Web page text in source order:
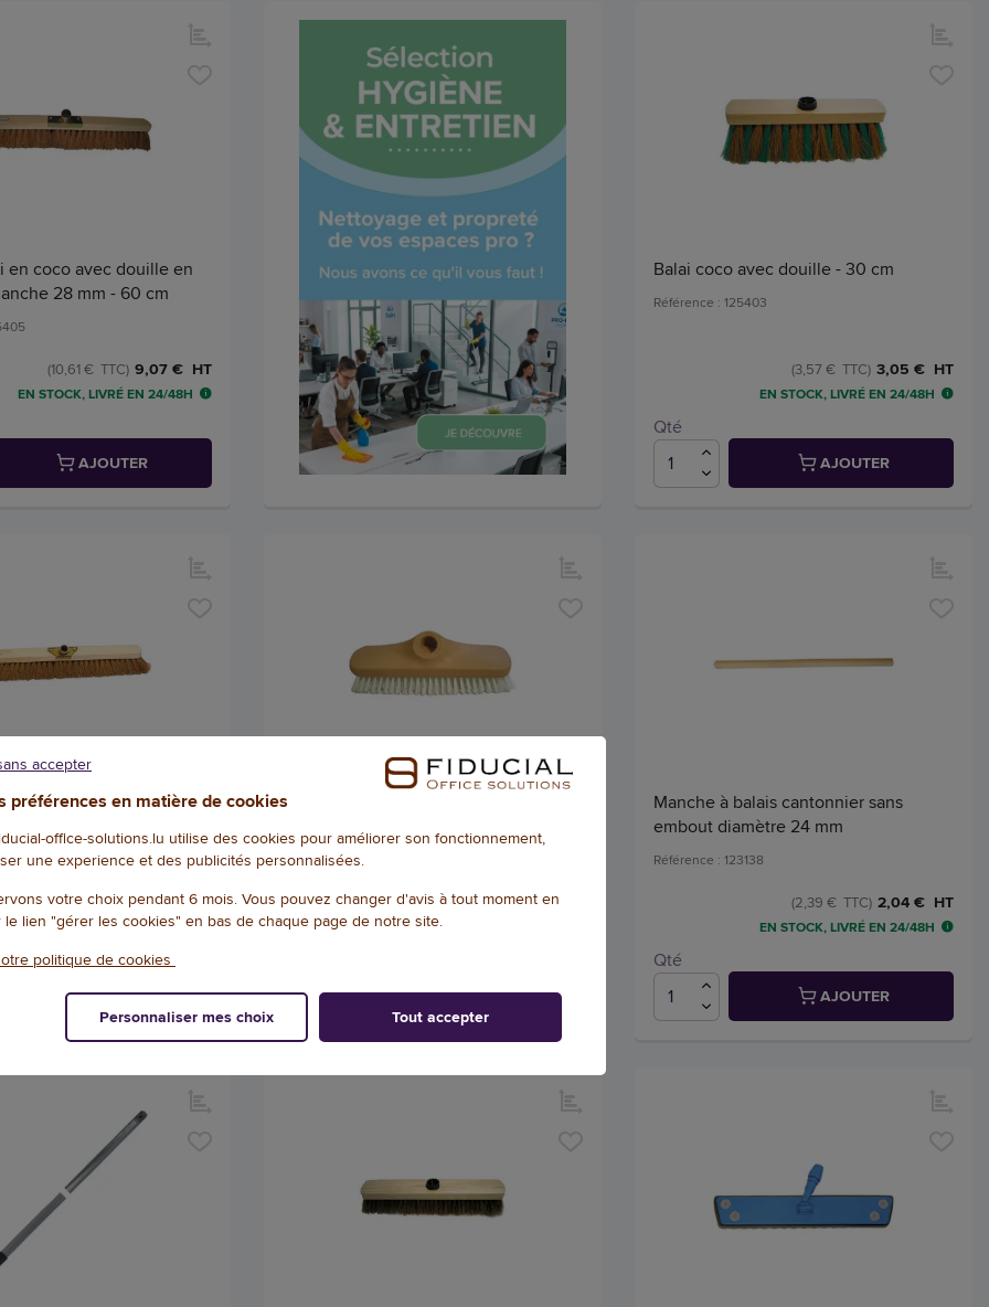
en coco avec douille en
28 mm - 60 cm
9,07 € HT
(10,61 € TTC)
EN STOCK, LIVRÉ EN 24/48H
AJOUTER
Balai coco avec douille - 30 cm
Référence : 125403
3,05 € HT
(3,57 € TTC)
EN STOCK, LIVRÉ EN 24/48H
Qté
AJOUTER
pour manche Ø 28 mm
15,58 € HT
(18,23 € TTC)
EN STOCK, LIVRÉ EN 24/48H
AJOUTER
Brosse lave-pont/balai brosse en nylon
Référence : 105737
2,16 € HT
(2,53 € TTC)
EN STOCK, LIVRÉ EN 24/48H
AJOUTER
Manche à balais cantonnier sans
embout diamètre 24 mm
Référence : 123138
2,04 € HT
(2,39 € TTC)
EN STOCK, LIVRÉ EN 24/48H
Qté
AJOUTER
préférences en matière de cookies
office-solutions.lu utilise des cookies pour améliorer son fonctionnement,
une experience et des publicités personnalisées.
votre choix pendant 6 mois. Vous pouvez changer d'avis à tout moment en
le lien "gérer les cookies" en bas de chaque page de notre site.
politique de cookies
accepter
Personnaliser mes choix Tout accepter